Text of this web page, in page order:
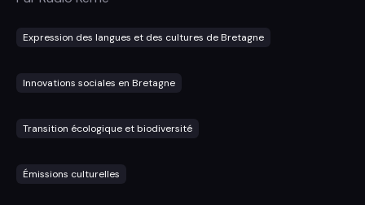
Expression des langues et des cultures de Bretagne
Innovations sociales en Bretagne
Transition écologique et biodiversité
Émissions culturelles